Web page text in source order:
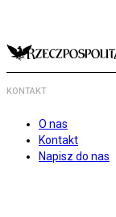
KONTAKT
O nas
Kontakt
Napisz do nas